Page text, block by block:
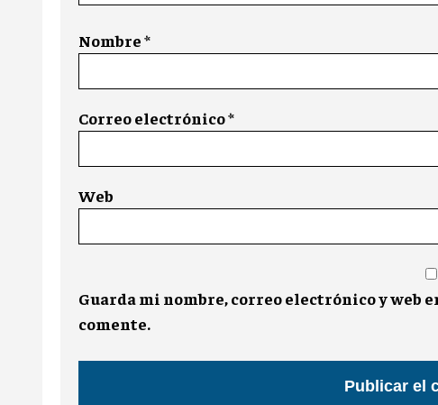
Nombre*
Correo electrónico*
Web
Guarda mi nombre, correo electrónico y web
comente.